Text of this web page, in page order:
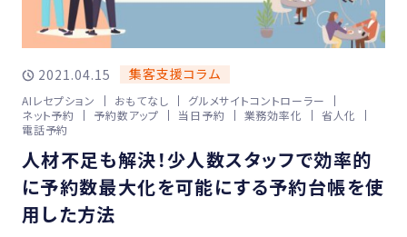
2021.04.15 集客支援コラム
AIレセプション おもてなし
グルメサイトコントローラー
ネット予約
予約数アップ 当日予約 業務効率化
省人化
電話予約
人材不足も解決！少人数スタッフで効率的
に予約数最大化を可能にする予約台帳を使
用した方法